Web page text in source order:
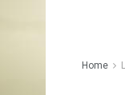
Home